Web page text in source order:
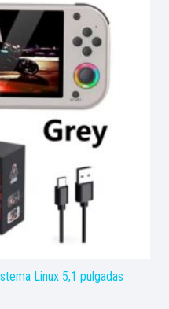
Linux 5,1 pulgadas